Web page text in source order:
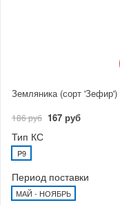
Земляника (сорт 'Зефир')
186 руб 167 руб
Тип КС
P9
Период поставки
МАЙ - НОЯБРЬ